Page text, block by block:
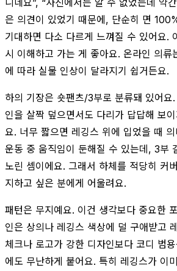
은 의견이 있었기 때문에, 단순히 면
기대하면 다소 다르게 느껴질 수 있어요.
시 이해하고 가는 게 좋아요. 온라인 의류
에 따라 실물 인상이 달라지기 쉽거든요.
하의 기장은 숏팬츠/3부로 분류돼 있어
인을 살짝 덮으면서도 다리가 답답해 보
요. 너무 짧으면 레깅스 위에 입었을 때
운동 중 움직임이 둔해질 수 있는데, 3부
노린 셈이에요. 그래서 하체를 적당히 커
지하고 싶은 분에게 어울려요.
패턴은 무지예요. 이건 생각보다 중요한
인은 상의나 레깅스 색상에 덜 구애받고
체크나 로고가 강한 디자인보다 코디 범
에도 무난하게 붙어요. 특히 레깅스가 이